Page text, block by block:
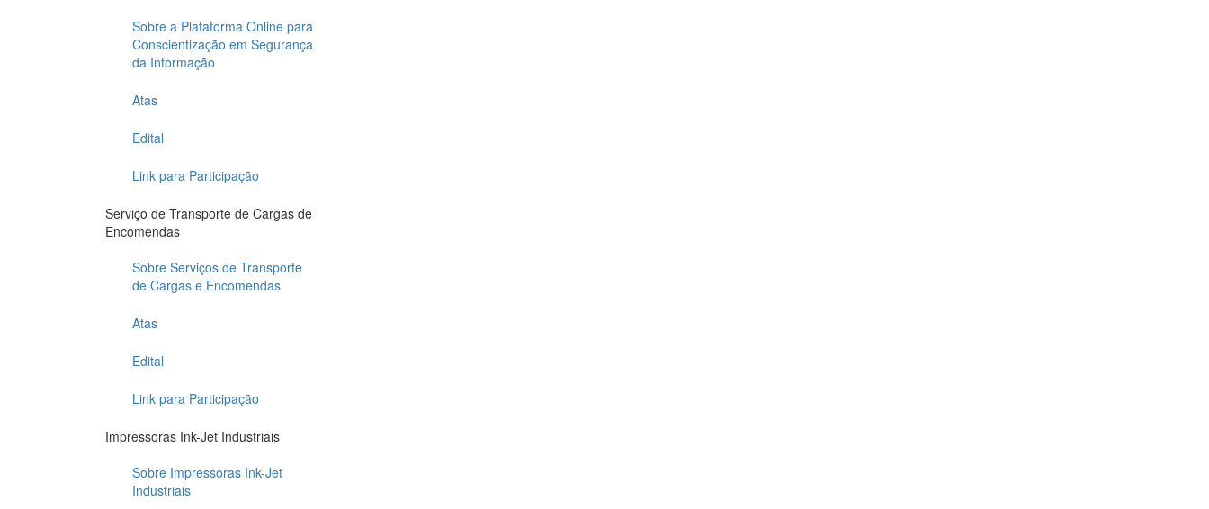
Sobre a Plataforma Online para
Conscientização em Segurança
da Informação
Atas
Edital
Link para Participação
Serviço de Transporte de Cargas de
Encomendas
Sobre Serviços de Transporte
de Cargas e Encomendas
Atas
Edital
Link para Participação
Impressoras Ink-Jet Industriais
Sobre Impressoras Ink-Jet
Industriais